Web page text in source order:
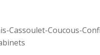
Cassoulet-Coucous-